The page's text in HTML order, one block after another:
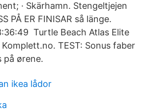
· Skärhamn. Stengeltjejen
PÅ ER FINISAR så länge.
Turtle Beach Atlas Elite
TEST: Sonus faber
på ørene.
ikea lådor